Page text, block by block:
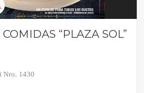
“PLAZA SOL”
Nro. 1430